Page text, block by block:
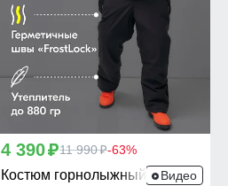
4 390p11 990p-63%
Костюм горнолыжный 389B
Видео